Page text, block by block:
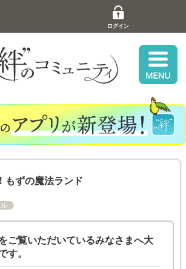
ログイン
もずの魔法ランド
ご覧いただいているみなさまへ大
す。